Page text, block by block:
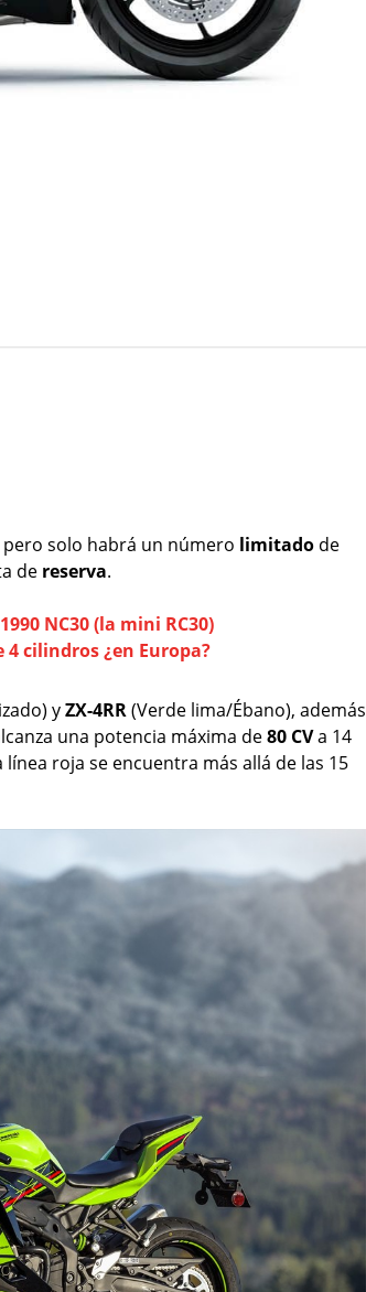
solo habrá un número limitado de
de reserva.
NC30 (la mini RC30)
4 cilindros ¿en Europa?
yZX-4RR(Verde lima/Ébano), además
una potencia máxima de80 CVa 14
roja se encuentra más allá de las 15